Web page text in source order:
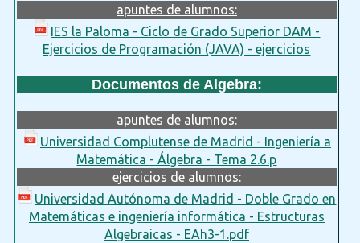
apuntes de alumnos:
IES la Paloma - Ciclo de Grado Superior DAM -
Ejercicios de Programación (JAVA) - ejercicios
Documentos de Algebra:
apuntes de alumnos:
Universidad Complutense de Madrid - Ingeniería a
Matemática - Álgebra - Tema 2.6.p
ejercicios de alumnos:
Universidad Autónoma de Madrid - Doble Grado en
Matemáticas e ingeniería informática - Estructuras
Algebraicas - EAh3-1.pdf